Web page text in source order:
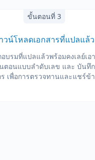
ขั้นตอนที่ 3
วน์โหลดเอกสารที่แปลแล้ว
บรมที่แปลแล้วพร้อมคงเลย์เอ
ตอนแบบลำดับเลข และ บันทึ
เพื่อการตรวจทานและแชร์ข้